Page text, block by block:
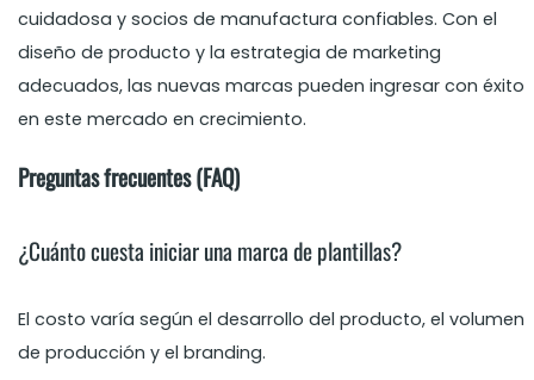
cuidadosa y socios de manufactura confiables. Con el
diseño de producto y la estrategia de marketing
adecuados, las nuevas marcas pueden ingresar con éxito
en este mercado en crecimiento.
Preguntas frecuentes (FAQ)
¿Cuánto cuesta iniciar una marca de plantillas?
El costo varía según el desarrollo del producto, el volumen
de producción y el branding.